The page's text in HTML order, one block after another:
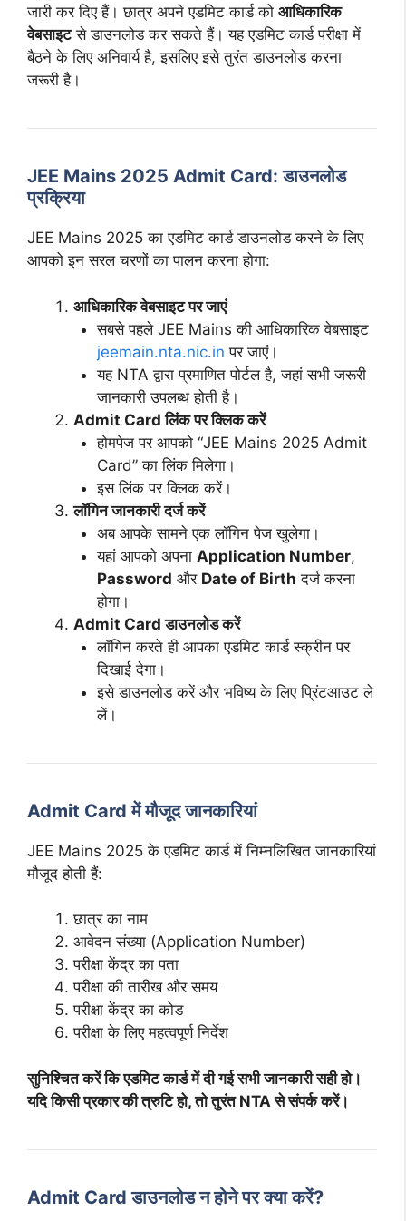
जारी कर दिए हैं। छात्र अपने एडमिट कार्ड को आधिकारिक
वेबसाइटसे डाउनलोड कर सकते हैं। यह एडमिट कार्ड परीक्षा में
बैठने के लिए अनिवार्य है, इसलिए इसे तुरंत डाउनलोड करना
जरूरी है।
JEE Mains 2025 Admit Card: डाउनलोड
प्रक्रिया
JEE Mains 2025 का एडमिट कार्ड डाउनलोड करने के लिए
आपको इन सरल चरणों का पालन करना होगा:
आधिकारिक वेबसाइट पर जाएं
सबसे पहले JEE Mains की आधिकारिक वेबसाइट
jeemain.nta.nic.in पर जाएं।
यह NTA द्वारा प्रमाणित पोर्टल है, जहां सभी जरूरी
जानकारी उपलब्ध होती है।
Admit Card लिंक पर क्लिक करें
होमपेज पर आपको “JEE Mains 2025 Admit
Card” का लिंक मिलेगा।
इस लिंक पर क्लिक करें।
लॉगिन जानकारी दर्ज करें
अब आपके सामने एक लॉगिन पेज खुलेगा।
यहां आपको अपना Application Number,
Password और Date of Birth दर्ज करना
होगा।
Admit Card डाउनलोड करें
लॉगिन करते ही आपका एडमिट कार्ड स्क्रीन पर
दिखाई देगा।
इसे डाउनलोड करें और भविष्य के लिए प्रिंटआउट ले
लें।
Admit Card में मौजूद जानकारियां
JEE Mains 2025 के एडमिट कार्ड में निम्नलिखित जानकारियां
मौजूद होती हैं:
छात्र का नाम
आवेदन संख्या (Application Number)
परीक्षा केंद्र का पता
परीक्षा की तारीख और समय
परीक्षा केंद्र का कोड
परीक्षा के लिए महत्वपूर्ण निर्देश
सुनिश्चित करें कि एडमिट कार्ड में दी गई सभी जानकारी सही हो।
यदि किसी प्रकार की त्रुटि हो, तो तुरंत NTA से संपर्क करें।
Admit Card डाउनलोड न होने पर क्या करें?